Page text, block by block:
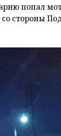
попал
стороны